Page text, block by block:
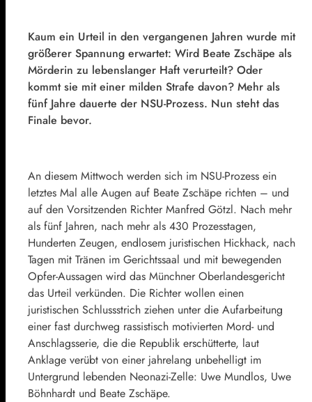
Kaum ein Urteil in den vergangenen Jahren wurde mit
größerer Spannung erwartet: Wird Beate Zschäpe als
Mörderin zu lebenslanger Haft verurteilt? Oder
kommt sie mit einer milden Strafe davon? Mehr als
fünf Jahre dauerte der NSU-Prozess. Nun steht das
Finale bevor.
An diesem Mittwoch werden sich im NSU-Prozess ein
letztes Mal alle Augen auf Beate Zschäpe richten – und
auf den Vorsitzenden Richter Manfred Götzl. Nach mehr
als fünf Jahren, nach mehr als 430 Prozesstagen,
Hunderten Zeugen, endlosem juristischen Hickhack, nach
Tagen mit Tränen im Gerichtssaal und mit bewegenden
Opfer-Aussagen wird das Münchner Oberlandesgericht
das Urteil verkünden. Die Richter wollen einen
juristischen Schlussstrich ziehen unter die Aufarbeitung
einer fast durchweg rassistisch motivierten Mord- und
Anschlagsserie, die die Republik erschütterte, laut
Anklage verübt von einer jahrelang unbehelligt im
Untergrund lebenden Neonazi-Zelle: Uwe Mundlos, Uwe
Böhnhardt und Beate Zschäpe.